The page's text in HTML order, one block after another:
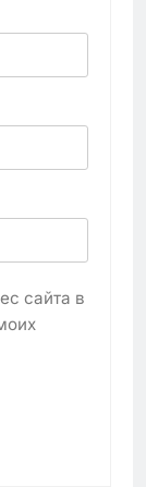
сайта в